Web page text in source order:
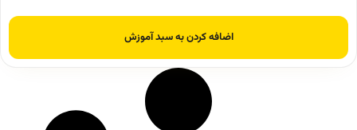
اضافه کردن به سبد آموزش